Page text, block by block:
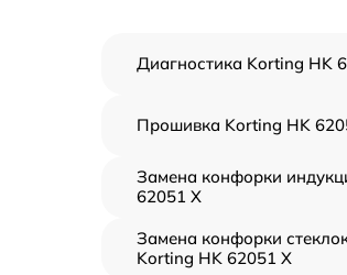
Диагностика Korting HK
Прошивка Korting HK
Замена конфорки
62051 X
Замена конфорки
Korting HK 62051 X